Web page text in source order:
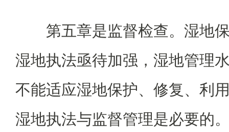
第五章是监督检查。湿地
湿地执法亟待加强，湿地管理
不能适应湿地保护、修复、利
湿地执法与监督管理是必要的